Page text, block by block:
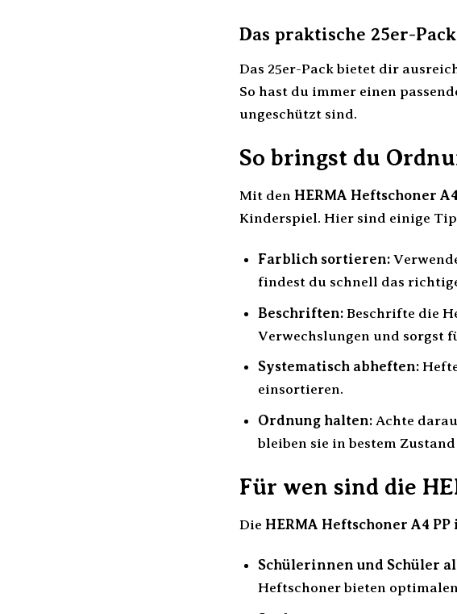
Das praktische 25er-Pack
Das 25er-Pack bietet dir
So hast du immer einen
ungeschützt sind.
So bringst du
Mit den HERMA Heftschoner
Kinderspiel. Hier sind einige
Farblich sortieren:
findest du schnell das
Beschriften:Beschrifte die
Verwechslungen und sorgst
Systematisch abheften:
einsortieren.
Ordnung halten:Achte
bleiben sie in bestem
Für wen sind die
Die HERMA Heftschoner A4
Schülerinnen und Schüler
Heftschoner bieten